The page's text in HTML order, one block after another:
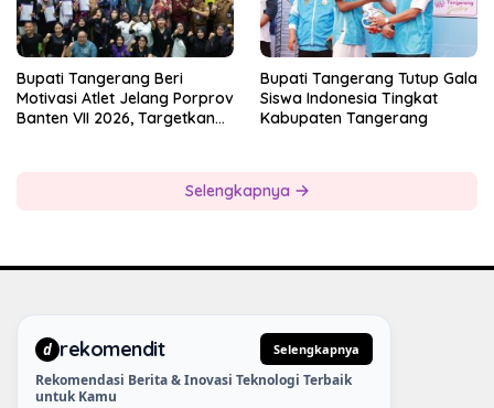
Bupati Tangerang Beri
Motivasi Atlet Jelang Porprov
Banten VII 2026, Targetkan
Bupati Tangerang Tutup Gala
Siswa Indonesia Tingkat
Kabupaten Tangerang
Selengkapnya
d rekomendit Selengkapnya
Rekomendasi Berita & Inovasi Teknologi Terbaik
untuk Kamu